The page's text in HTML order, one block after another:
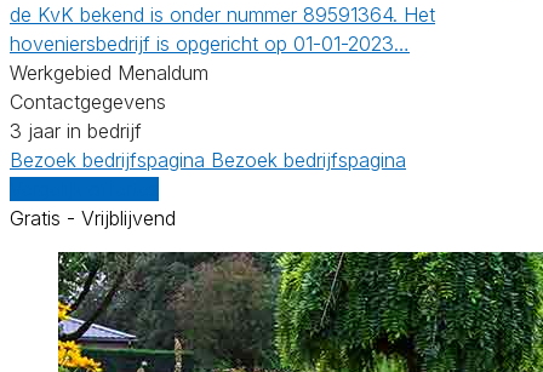
de KvK bekend is onder nummer 89591364. Het
hoveniersbedrijf is opgericht op 01-01-2023…
Werkgebied Menaldum
Contactgegevens
3 jaar in bedrijf
Bezoek bedrijfspagina Bezoek bedrijfspagina
Gratis - Vrijblijvend